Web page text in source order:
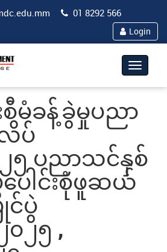
01 8292 566
Login
Toggle
စီမံခန့်ခွဲမှုပညာ
ပ်
၂၅ ပညာသင်နှစ်
ေါင်းစုံဖူဆယ်
င်ပွဲ
၀၂၅ ,